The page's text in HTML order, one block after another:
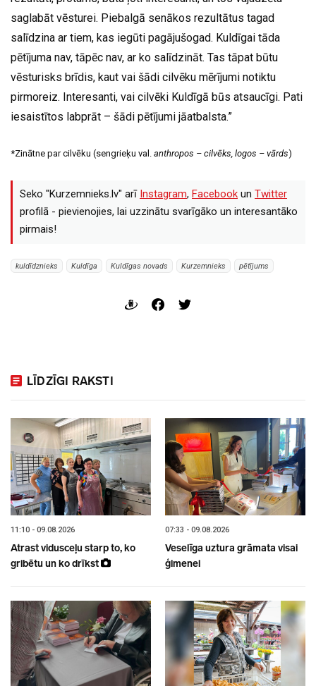
saglabāt vēsturei. Piebalgā senākos rezultātus tagad
salīdzina ar tiem, kas iegūti pagājušogad. Kuldīgai tāda
pētījuma nav, tāpēc nav, ar ko salīdzināt. Tas tāpat būtu
vēsturisks brīdis, kaut vai šādi cilvēku mērījumi notiktu
pirmoreiz. Interesanti, vai cilvēki Kuldīgā būs atsaucīgi. Pati
iesaistītos labprāt – šādi pētījumi jāatbalsta.”
*Zinātne par cilvēku (sengrieķu val. anthropos – cilvēks, logos – vārds)
Seko "Kurzemnieks.lv" arī Instagram, Facebook un Twitter
profilā - pievienojies, lai uzzinātu svarīgāko un interesantāko
pirmais!
kuldīdznieks Kuldīga Kuldīgas novads Kurzemnieks pētījums
LĪDZĪGI RAKSTI
11:10 - 09.08.2026
Atrast vidusceļu starp to, ko
gribētu un ko drīkst
07:33 - 09.08.2026
Veselīga uztura grāmata visai
ģimenei